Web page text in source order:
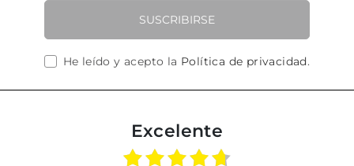
SUSCRIBIRSE
He leído y acepto la Política de privacidad.
Excelente